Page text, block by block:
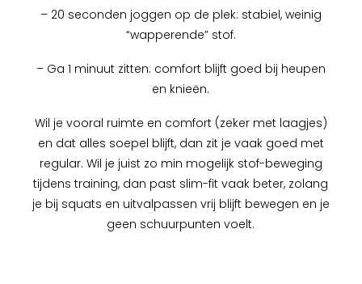
– 20 seconden joggen op de plek: stabiel, weinig
“wapperende” stof.
– Ga 1 minuut zitten: comfort blijft goed bij heupen
en knieën.
Wil je vooral ruimte en comfort (zeker met laagjes)
en dat alles soepel blijft, dan zit je vaak goed met
regular. Wil je juist zo min mogelijk stof-beweging
tijdens training, dan past slim-fit vaak beter, zolang
je bij squats en uitvalpassen vrij blijft bewegen en je
geen schuurpunten voelt.